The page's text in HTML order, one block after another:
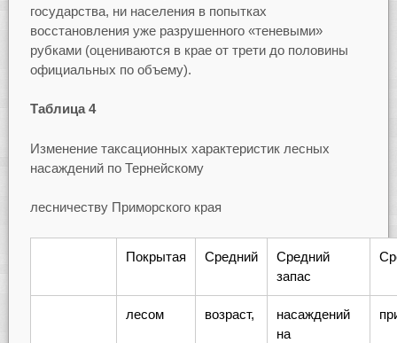
государства, ни населения в попытках
восстановления уже разрушенного «теневыми»
рубками (оцениваются в крае от трети до половины
официальных по объему).
Таблица 4
Изменение таксационных характеристик лесных
насаждений по Тернейскому
лесничеству Приморского края
Покрытая Средний
Средний
запас
лесом возраст,
насаждений
на